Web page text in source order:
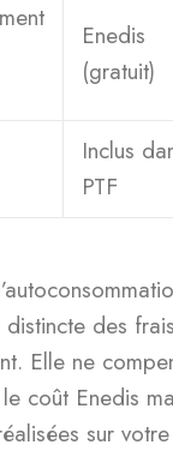
Enedis
(gratuit)
Inclus
PTF
distincte des
Elle ne
coût Enedis
sur